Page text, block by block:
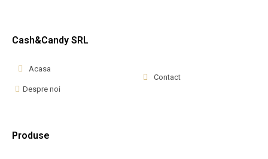
Cash&Candy SRL
Acasa
Despre noi
Contact
Produse